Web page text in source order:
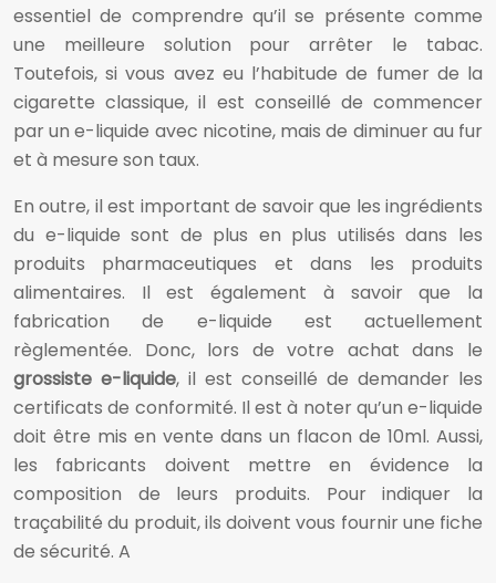
essentiel de comprendre qu’il se présente comme
une meilleure solution pour arrêter le tabac.
Toutefois, si vous avez eu l’habitude de fumer de la
cigarette classique, il est conseillé de commencer
par un e-liquide avec nicotine, mais de diminuer au fur
et à mesure son taux.
En outre, il est important de savoir que les ingrédients
du e-liquide sont de plus en plus utilisés dans les
produits pharmaceutiques et dans les produits
alimentaires. Il est également à savoir que la
fabrication de e-liquide est actuellement
règlementée. Donc, lors de votre achat dans le
grossiste e-liquide, il est conseillé de demander les
certificats de conformité. Il est à noter qu’un e-liquide
doit être mis en vente dans un flacon de 10ml. Aussi,
les fabricants doivent mettre en évidence la
composition de leurs produits. Pour indiquer la
traçabilité du produit, ils doivent vous fournir une fiche
de sécurité. A